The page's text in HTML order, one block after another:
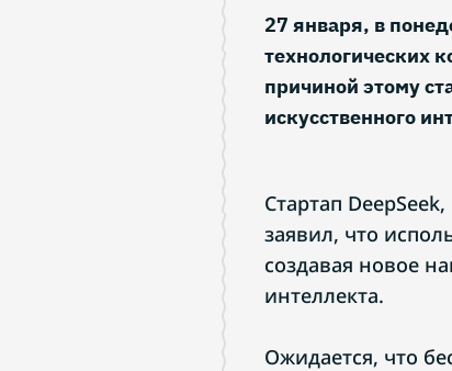
27 января, в
технологических
причиной этому
искусственного
Стартап
заявил, что
создавая новое
интеллекта.
Ожидается, что